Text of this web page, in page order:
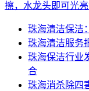
擦，水龙头即可光
珠海清洁保洁
珠海清洁服务
珠海保洁行业
合
珠海消杀除四